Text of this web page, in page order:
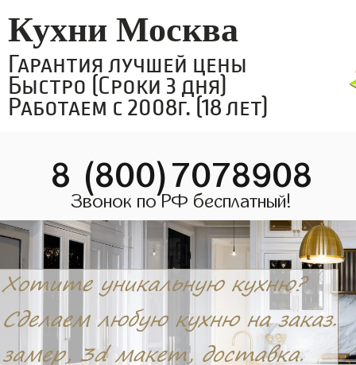
Кухни Москва
Гарантия лучшей цены
Быстро (Сроки 3 дня)
Работаем с 2008г. (18 лет)
8 (800)7078908
Звонок по РФ бесплатный!